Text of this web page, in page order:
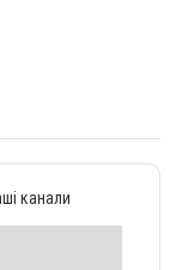
канали